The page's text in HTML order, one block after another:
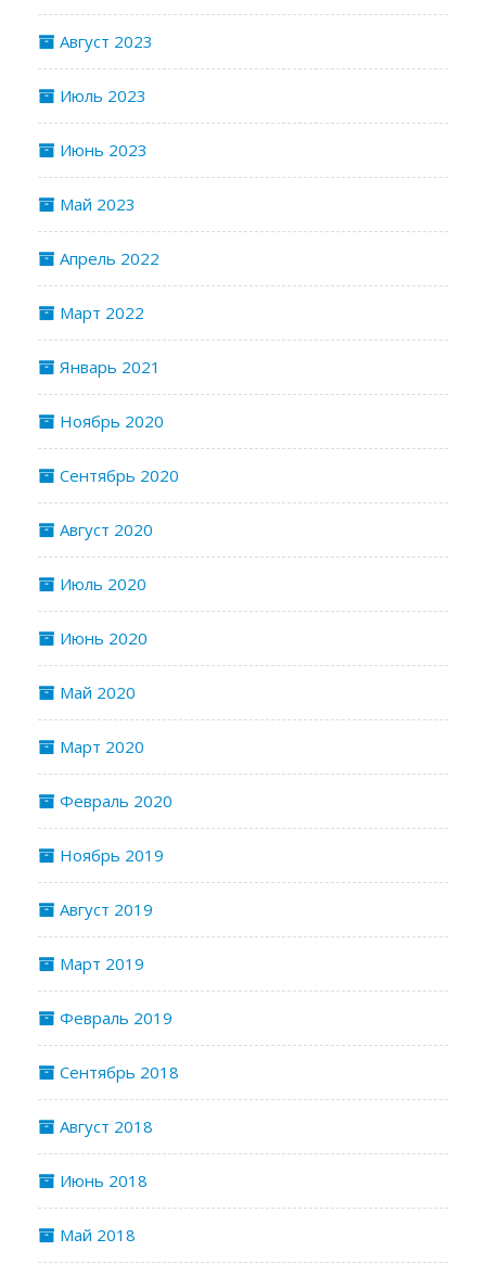
Август 2023
Июль 2023
Июнь 2023
Май 2023
Апрель 2022
Март 2022
Январь 2021
Ноябрь 2020
Сентябрь 2020
Август 2020
Июль 2020
Июнь 2020
Май 2020
Март 2020
Февраль 2020
Ноябрь 2019
Август 2019
Март 2019
Февраль 2019
Сентябрь 2018
Август 2018
Июнь 2018
Май 2018